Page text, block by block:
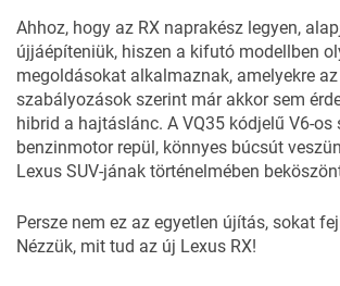
Ahhoz, hogy az RX naprakész legyen,
újjáépíteniük, hiszen a kifutó modellben
megoldásokat alkalmaznak, amelyekre
szabályozások szerint már akkor sem
hibrid a hajtáslánc. A VQ35 kódjelű V6-os
benzinmotor repül, könnyes búcsút
Lexus SUV-jának történelmében
Persze nem ez az egyetlen újítás, sokat
Nézzük, mit tud az új Lexus RX!